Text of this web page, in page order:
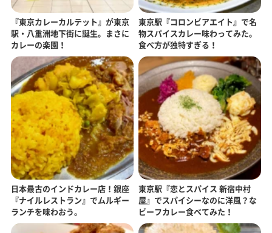
『東京カレーカルテット』が東京
駅・八重洲地下街に誕生。まさに
カレーの楽園！
東京駅『コロンビアエイト』で名
物スパイスカレー味わってみた。
食べ方が独特すぎる！
日本最古のインドカレー店！銀座
『ナイルレストラン』でムルギー
ランチを味わおう。
東京駅『恋とスパイス 新宿中村
屋』でスパイシーなのに洋風？な
ビーフカレー食べてみた！